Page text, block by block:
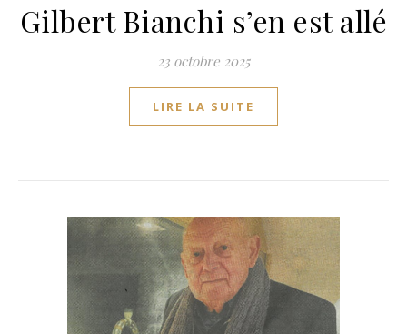
Gilbert Bianchi s’en est allé
23 octobre 2025
LIRE LA SUITE